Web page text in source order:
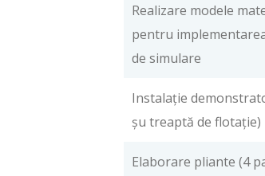
Realizare modele
pentru
de simulare
Instalaţie
şu treaptă de flotaţie)
Elaborare pliante (4